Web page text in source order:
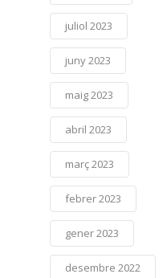
juliol 2023
juny 2023
maig 2023
abril 2023
març 2023
febrer 2023
gener 2023
desembre 2022